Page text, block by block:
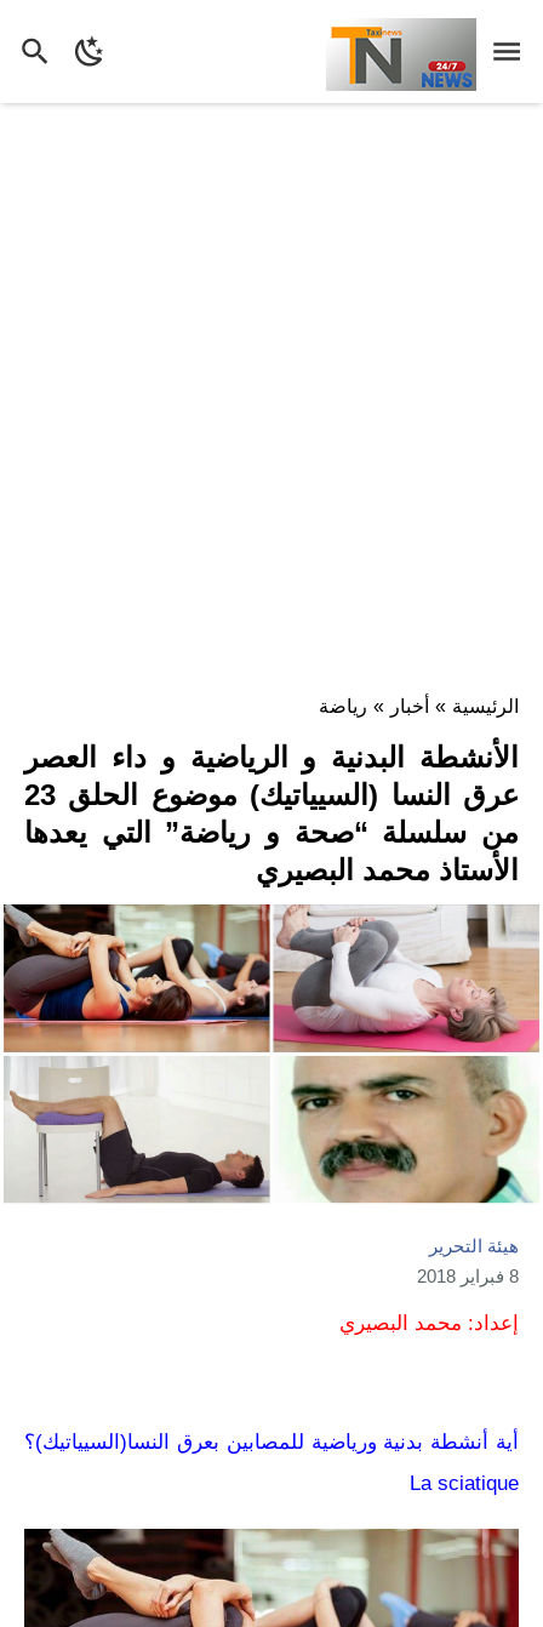
الرئيسية » أخبار » رياضة
الأنشطة البدنية و الرياضية و داء العصر
عرق النسا (السيياتيك) موضوع الحلق 23
من سلسلة “صحة و رياضة” التي يعدها
الأستاذ محمد البصيري
هيئة التحرير
8 فبراير 2018
إعداد: محمد البصيري
أية أنشطة بدنية ورياضية للمصابين بعرق النسا(السيياتيك)؟
La sciatique